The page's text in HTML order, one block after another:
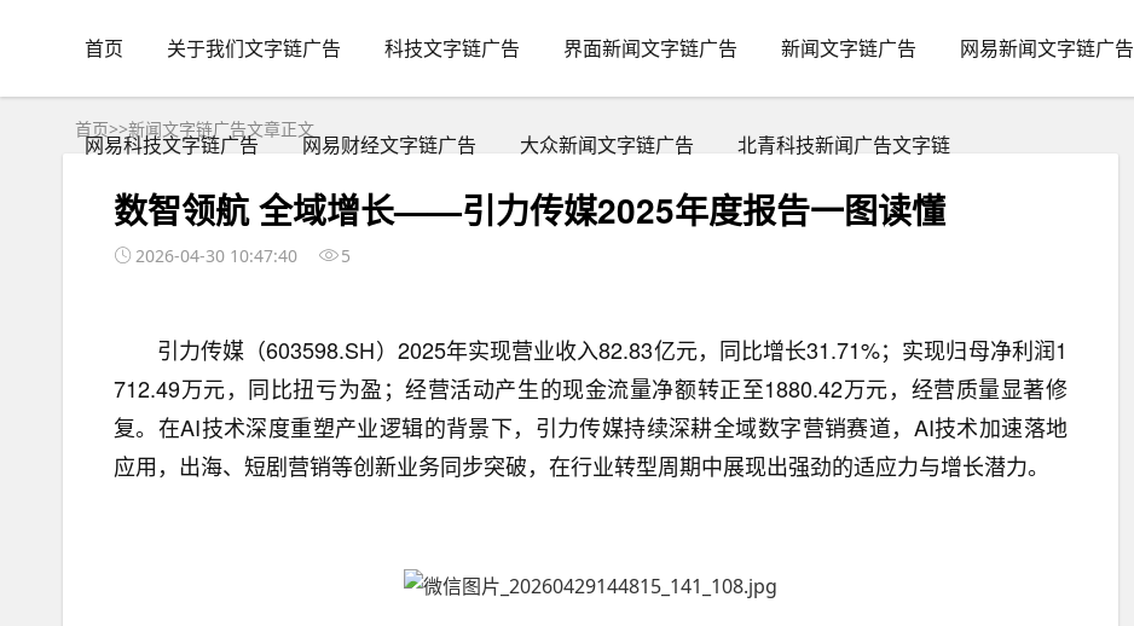
首页 关于我们文字链广告 科技文字链广告 界面新闻文字链广告 新闻文字链广告 网易新闻文字链广告
网易科技文字链广告 网易财经文字链广告 大众新闻文字链广告 北青科技新闻广告文字链
首页>>新闻文字链广告文章正文
数智领航 全域增长——引力传媒2025年度报告一图读懂
2026-04-30 10:47:40 5
引力传媒（603598.SH）2025年实现营业收入82.83亿元，同比增长31.71%；实现归母净利润1
712.49万元，同比扭亏为盈；经营活动产生的现金流量净额转正至1880.42万元，经营质量显著修
复。在AI技术深度重塑产业逻辑的背景下，引力传媒持续深耕全域数字营销赛道，AI技术加速落地
应用，出海、短剧营销等创新业务同步突破，在行业转型周期中展现出强劲的适应力与增长潜力。